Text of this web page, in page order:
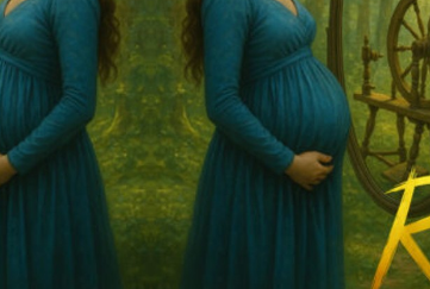
of ESC om te sluiten